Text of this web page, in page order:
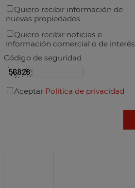
Quiero recibir información de
nuevas propiedades
Quiero recibir noticias e
información comercial o de interés
Código de seguridad
Aceptar Política de privacidad